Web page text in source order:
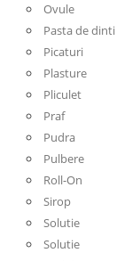
Ovule
Pasta de dinti
Picaturi
Plasture
Pliculet
Praf
Pudra
Pulbere
Roll-On
Sirop
Solutie
Solutie